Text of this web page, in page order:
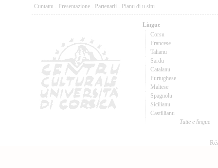
Cuntattu - Presentazione - Partenarii - Pianu di u situ
Lingue
Corsu
Francese
Talianu
Sardu
Catalanu
Purtughese
Maltese
Spagnolu
Sicilianu
Castillianu
Tutte e lingue